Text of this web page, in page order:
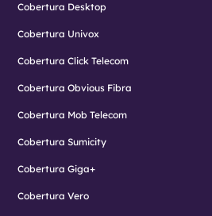
Cobertura Desktop
Cobertura Univox
Cobertura Click Telecom
Cobertura Obvious Fibra
Cobertura Mob Telecom
Cobertura Sumicity
Cobertura Giga+
Cobertura Vero